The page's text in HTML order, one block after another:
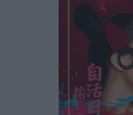
Φοιτητική
Θεσσαλονίκη –
Ειδήσεις πριν 1 ώρα